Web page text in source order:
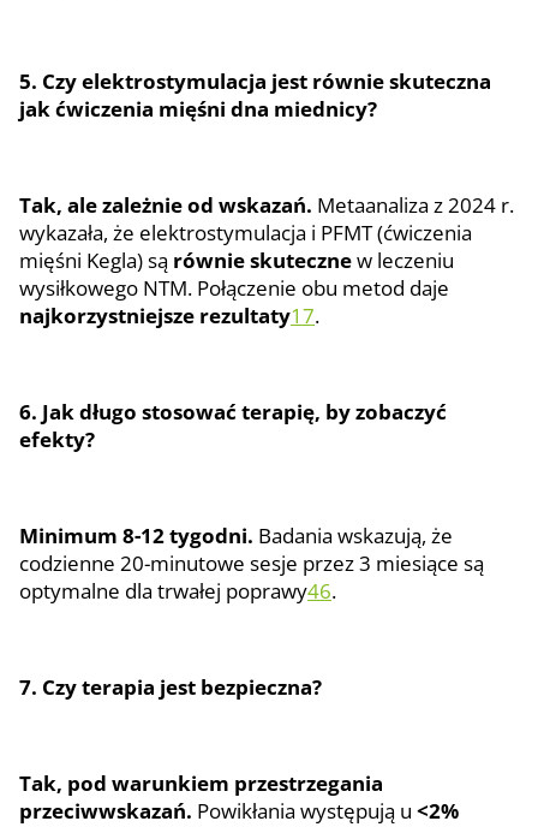
5. Czy elektrostymulacja jest równie skuteczna
jak ćwiczenia mięśni dna miednicy?
Tak, ale zależnie od wskazań. Metaanaliza z 2024 r.
wykazała, że elektrostymulacja i PFMT (ćwiczenia
mięśni Kegla) są równie skutecznew leczeniu
wysiłkowego NTM. Połączenie obu metod daje
najkorzystniejsze rezultaty17.
6. Jak długo stosować terapię, by zobaczyć
efekty?
Minimum 8-12 tygodni. Badania wskazują, że
codzienne 20-minutowe sesje przez 3 miesiące są
optymalne dla trwałej poprawy46.
7. Czy terapia jest bezpieczna?
Tak, pod warunkiem przestrzegania
przeciwwskazań. Powikłania występują u <2%